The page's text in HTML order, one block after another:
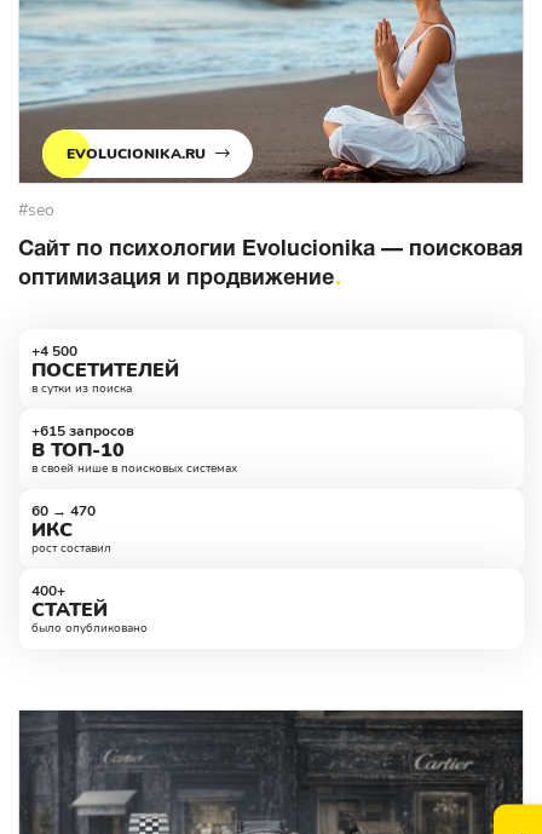
EVOLUCIONIKA.RU
#seo
Сайт по психологии Evolucionika — поисковая
оптимизация и продвижение
+4 500
ПОСЕТИТЕЛЕЙ
в сутки из поиска
+615 запросов
В ТОП-10
в своей нише в поисковых системах
60 → 470
ИКС
рост составил
400+
СТАТЕЙ
было опубликовано